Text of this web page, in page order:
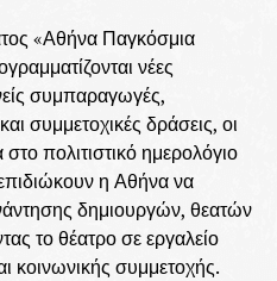
«Αθήνα Παγκόσμια
νέες
συμπαραγωγές,
συμμετοχικές δράσεις, οι
πολιτιστικό ημερολόγιο
η Αθήνα να
δημιουργών, θεατών
το θέατρο σε εργαλείο
κοινωνικής συμμετοχής.